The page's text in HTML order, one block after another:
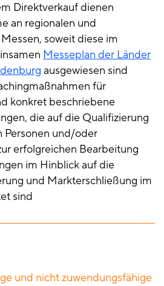
Direktverkauf dienen
an regionalen und
soweit diese im
Messeplan der Länder
ausgewiesen sind
für
konkret beschriebene
die auf die Qualifizierung
Personen und/oder
erfolgreichen Bearbeitung
im Hinblick auf die
und Markterschließung im
sind
und nicht zuwendungsfähige